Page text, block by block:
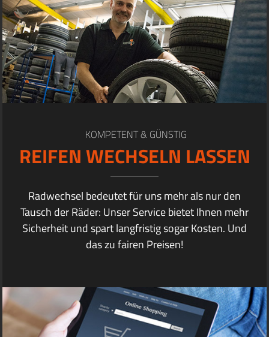
KOMPETENT & GÜNSTIG
REIFEN WECHSELN LASSEN
Radwechsel bedeutet für uns mehr als nur den
Tausch der Räder: Unser Service bietet Ihnen mehr
Sicherheit und spart langfristig sogar Kosten. Und
das zu fairen Preisen!